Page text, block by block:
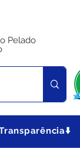
Pelado